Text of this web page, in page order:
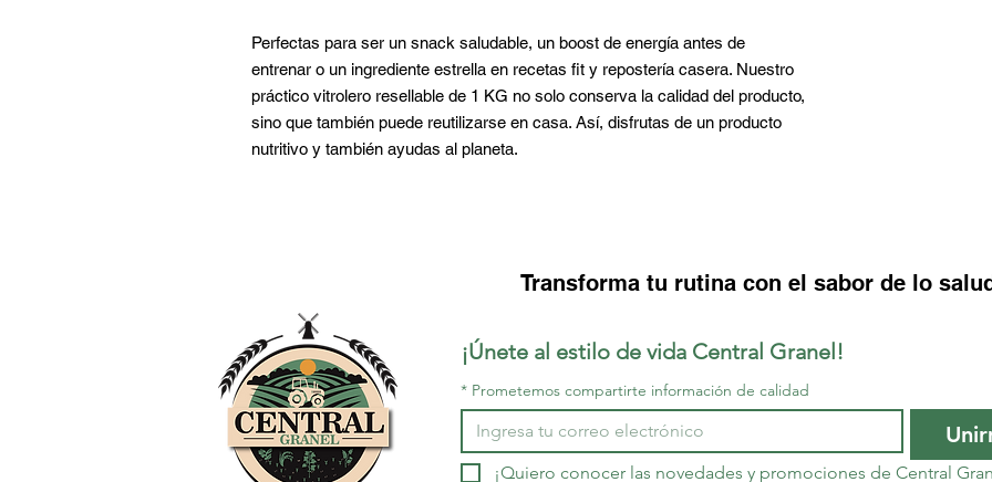
Perfectas para ser un snack saludable, un boost de energía antes de
entrenar o un ingrediente estrella en recetas fit y repostería casera. Nuestro
práctico vitrolero resellable de 1 KG no solo conserva la calidad del producto,
sino que también puede reutilizarse en casa. Así, disfrutas de un producto
nutritivo y también ayudas al planeta.
Transforma tu rutina con el sabor de lo
¡Únete al estilo de vida Central Granel!
* Prometemos compartirte información de calidad
¡Quiero conocer las novedades y promociones de Central